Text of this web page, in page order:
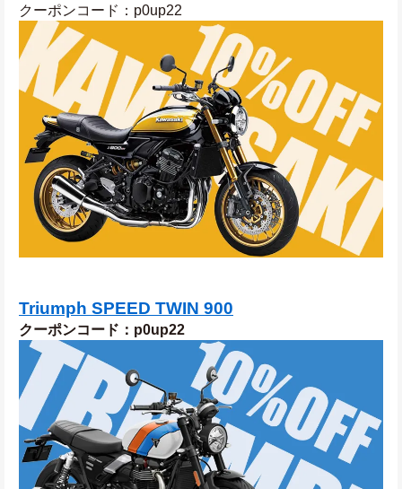
クーポンコード：p0up22
Triumph SPEED TWIN 900
クーポンコード：p0up22